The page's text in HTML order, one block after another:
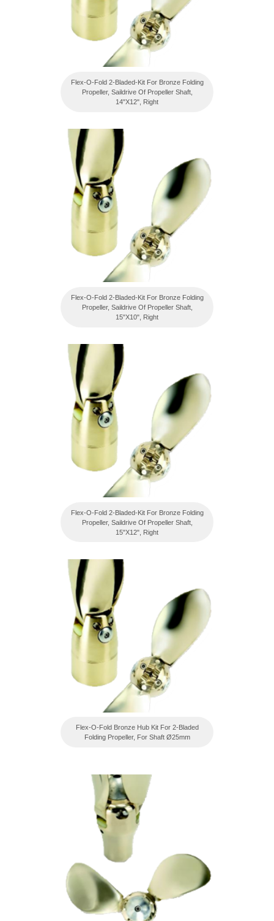
Flex-O-Fold 2-Bladed-Kit For Bronze Folding
Propeller, Saildrive Of Propeller Shaft,
14"X12", Right
Flex-O-Fold 2-Bladed-Kit For Bronze Folding
Propeller, Saildrive Of Propeller Shaft,
15"X10", Right
Flex-O-Fold 2-Bladed-Kit For Bronze Folding
Propeller, Saildrive Of Propeller Shaft,
15"X12", Right
Flex-O-Fold Bronze Hub Kit For 2-Bladed
Folding Propeller, For Shaft Ø25mm